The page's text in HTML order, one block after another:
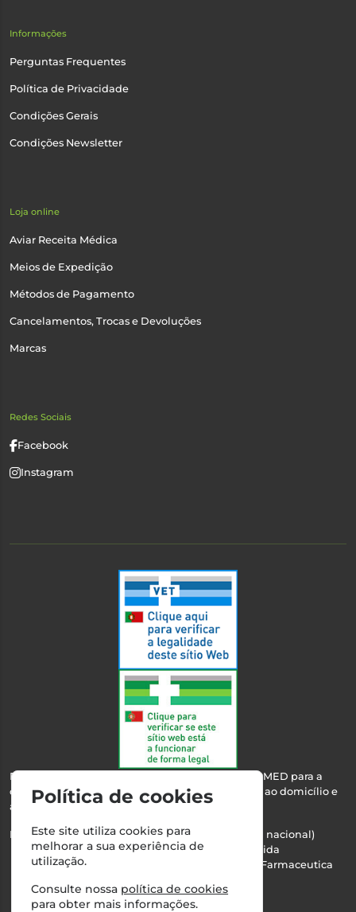
Informações
Perguntas Frequentes
Política de Privacidade
Condições Gerais
Condições Newsletter
Loja online
Aviar Receita Médica
Meios de Expedição
Métodos de Pagamento
Cancelamentos, Trocas e Devoluções
Marcas
Redes Sociais
Facebook
Instagram
Esta farmácia encontra-se autorizada pelo INFARMED para a
dispensa de medicamentos e produtos de saúde ao domicílio e
através da internet.
Nº Infarmed: 21 798 7100 (chamada para rede fixa nacional)
Direção Técnica:Maria Teresa Almeida
NIPC:510103669 | Teresa Almeida - Sociedade Farmaceutica
Alvará nº:2994
Política de cookies
Este site utiliza cookies para
melhorar a sua experiência de
utilização.
Consulte nossa política de cookies
para obter mais informações.